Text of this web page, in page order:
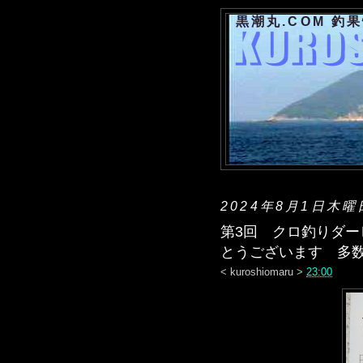
黒潮丸.COM 釣
2024年8月1日木曜
第3回 クロ釣りダー
とうございます 多
< kuroshiomaru > 23:00